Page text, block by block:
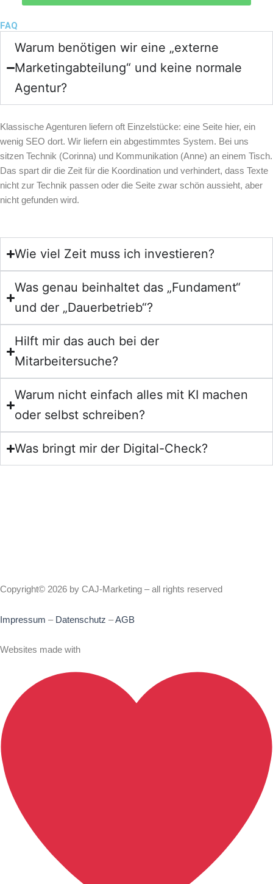
FAQ
Warum benötigen wir eine „externe
Marketingabteilung“ und keine normale
Agentur?
Klassische Agenturen liefern oft Einzelstücke: eine Seite hier, ein
wenig SEO dort. Wir liefern ein abgestimmtes System. Bei uns
sitzen Technik (Corinna) und Kommunikation (Anne) an einem Tisch.
Das spart dir die Zeit für die Koordination und verhindert, dass Texte
nicht zur Technik passen oder die Seite zwar schön aussieht, aber
nicht gefunden wird.
Wie viel Zeit muss ich investieren?
Was genau beinhaltet das „Fundament“
und der „Dauerbetrieb“?
Hilft mir das auch bei der
Mitarbeitersuche?
Warum nicht einfach alles mit KI machen
oder selbst schreiben?
Was bringt mir der Digital-Check?
Copyright© 2026 by CAJ-Marketing – all rights reserved
Impressum – Datenschutz –AGB
Websites made with